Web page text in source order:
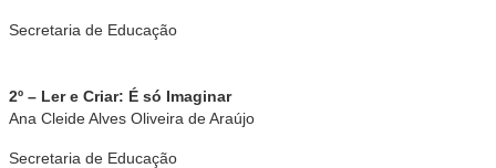
Secretaria de Educação
2º – Ler e Criar: É só Imaginar
Ana Cleide Alves Oliveira de Araújo
Secretaria de Educação